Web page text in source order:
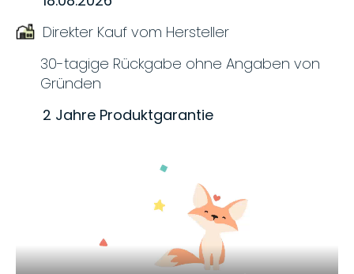
Direkter Kauf vom Hersteller
30-tagige Rückgabe ohne Angaben von
Gründen
2 Jahre Produktgarantie